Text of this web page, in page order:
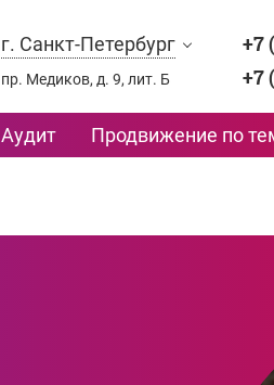
г. Санкт-Петербург
пр. Медиков, д. 9, лит. Б
+7
+7
Аудит Продвижение по